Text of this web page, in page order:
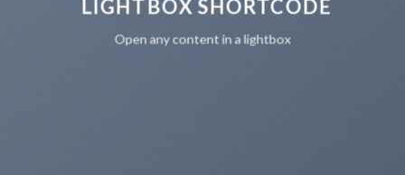
LIGHTBOX SHORTCODE
Open any content in a lightbox